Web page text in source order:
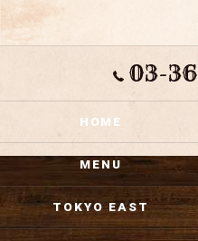
03-
HOME
MENU
TOKYO EAST